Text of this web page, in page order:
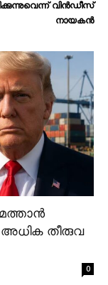
വിൻഡീസ്
നായകൻ
അധിക തീരുവ
0